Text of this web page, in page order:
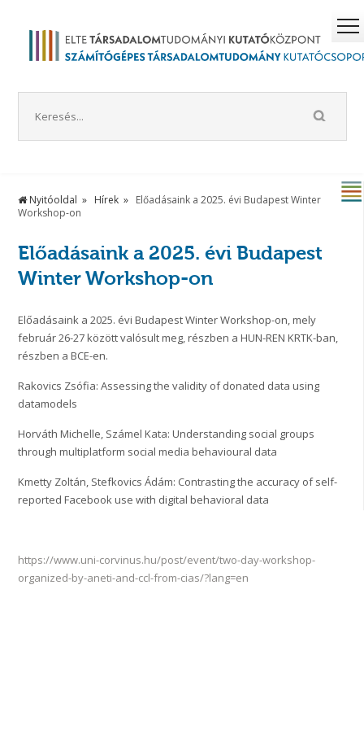
Nyitóoldal Hírek
Előadásaink a 2025. évi Budapest Winter
Workshop-on
Előadásaink a 2025. évi Budapest
Winter Workshop-on
Előadásaink a 2025. évi Budapest Winter Workshop-on, mely
február 26-27 között valósult meg, részben a HUN-REN KRTK-ban,
részben a BCE-en.
Rakovics Zsófia: Assessing the validity of donated data using
datamodels
Horváth Michelle, Számel Kata: Understanding social groups
through multiplatform social media behavioural data
Kmetty Zoltán, Stefkovics Ádám: Contrasting the accuracy of self-
reported Facebook use with digital behavioral data
https://www.uni-corvinus.hu/post/event/two-day-workshop-
organized-by-aneti-and-ccl-from-cias/?lang=en